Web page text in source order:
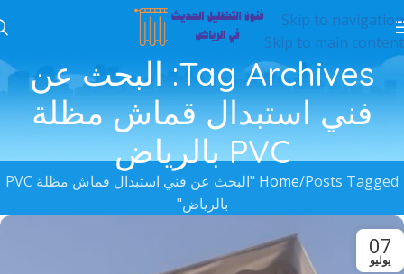
Skip to navigation
Skip to main content
Tag Archives: البحث عن
فني استبدال قماش مظلة
PVC بالرياض
Home
Posts Tagged "البحث عن فني استبدال قماش مظلة PVC
بالرياض"
07
يوليو